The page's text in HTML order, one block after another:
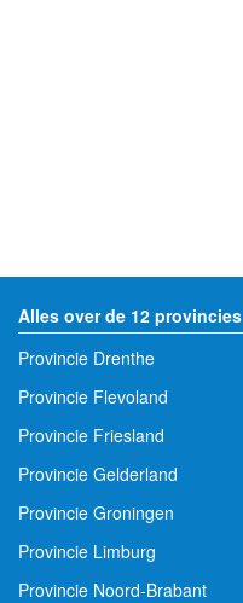
Alles over de 12 provincies
Provincie Drenthe
Provincie Flevoland
Provincie Friesland
Provincie Gelderland
Provincie Groningen
Provincie Limburg
Provincie Noord-Brabant